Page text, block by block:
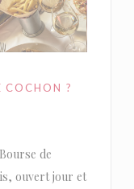
COCHON ?
de
ouvert jour et